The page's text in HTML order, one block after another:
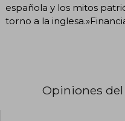
española y los mitos
torno a la
Opiniones